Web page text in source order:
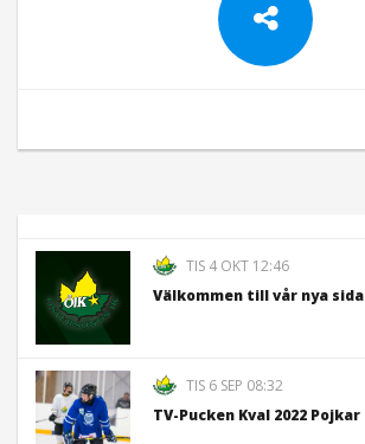
TIS 4 OKT 12:46
Välkommen till vår nya sida
TIS 6 SEP 08:32
TV-Pucken Kval 2022 Pojkar